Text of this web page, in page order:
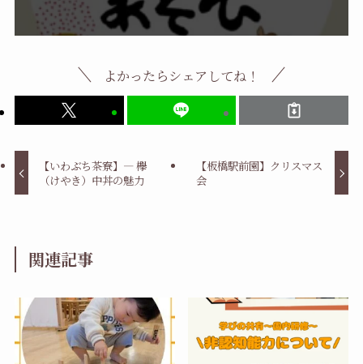
よかったらシェアしてね！
【いわぶち茶寮】― 欅
（けやき）中丼の魅力
【板橋駅前園】クリスマス
会
関連記事